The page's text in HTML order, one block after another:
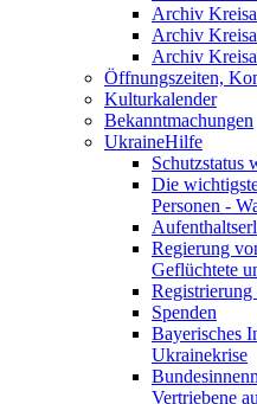
Archiv
Archiv
Archiv
Öffnungszeiten,
Kulturkalender
Bekanntmachungen
UkraineHilfe
Schutzstatus
Die
Personen -
Regierung
Geflüchtete
Spenden
Bayerisches
Ukrainekrise
Vertriebene